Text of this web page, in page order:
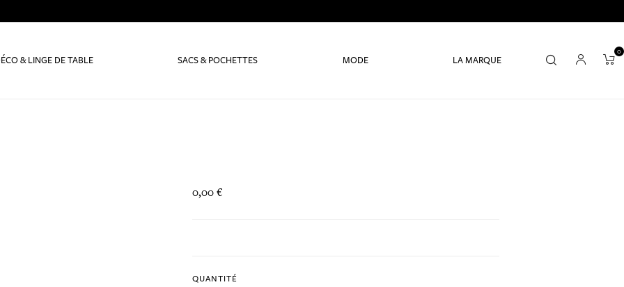
& LINGE DE TABLE SACS & POCHETTES MODE LA MARQUE
0
0,00 €
QUANTITÉ